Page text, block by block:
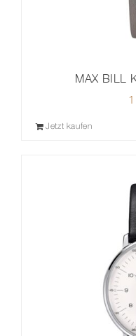
MAX BILL
Jetzt kaufen